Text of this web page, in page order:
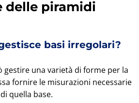
delle piramidi
basi irregolari?
gestire una varietà di forme per la
fornire le misurazioni necessarie
quella base.